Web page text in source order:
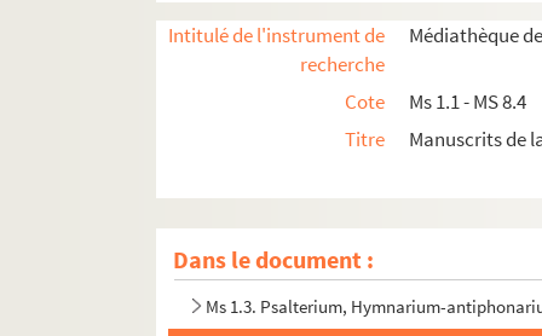
Intitulé de l'instrument de
recherche
Médiathèque
Cote
Ms 1.1 - MS 8.4
Titre
Manuscrits de
Dans le document :
Ms 1.1. Recueil factice de cours épiscopaux
Ms 1.2. Livre de prières de la comtesse de
Ms 1.3. Psalterium, Hymnarium-